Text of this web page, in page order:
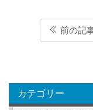
前の記
カテゴリー